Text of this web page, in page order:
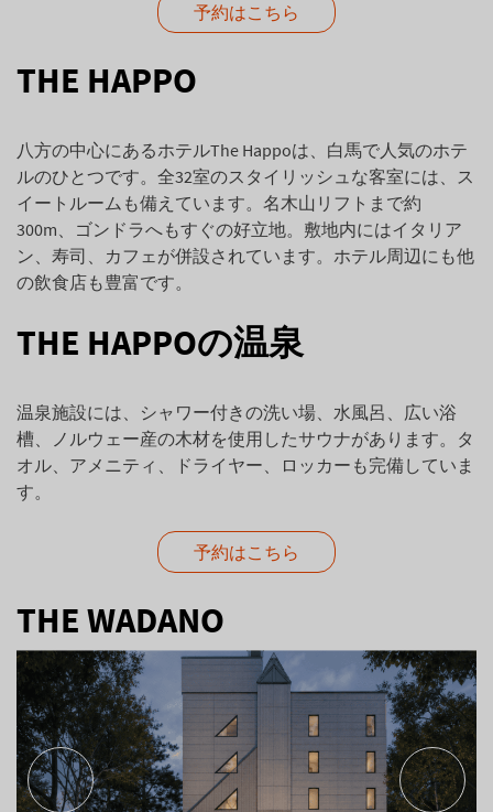
予約はこちら
THE HAPPO
八方の中心にあるホテルThe Happoは、白馬で人気のホテ
ルのひとつです。全32室のスタイリッシュな客室には、ス
イートルームも備えています。名木山リフトまで約
300m、ゴンドラへもすぐの好立地。敷地内にはイタリア
ン、寿司、カフェが併設されています。ホテル周辺にも他
の飲食店も豊富です。
THE HAPPOの温泉
温泉施設には、シャワー付きの洗い場、水風呂、広い浴
槽、ノルウェー産の木材を使用したサウナがあります。タ
オル、アメニティ、ドライヤー、ロッカーも完備していま
す。
予約はこちら
THE WADANO